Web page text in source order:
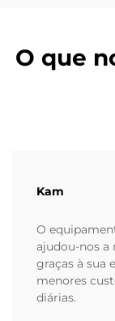
O que
Kam
O
ajudou-nos a
graças à sua
menores
diárias.